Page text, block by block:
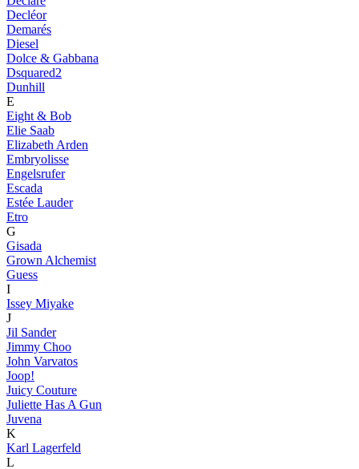
Decléor
Demarés
Diesel
Dolce & Gabbana
Dsquared2
Dunhill
E
Eight & Bob
Elie Saab
Elizabeth Arden
Embryolisse
Engelsrufer
Escada
Estée Lauder
Etro
G
Gisada
Grown Alchemist
Guess
I
Issey Miyake
J
Jil Sander
Jimmy Choo
John Varvatos
Joop!
Juicy Couture
Juliette Has A Gun
Juvena
K
Karl Lagerfeld
L